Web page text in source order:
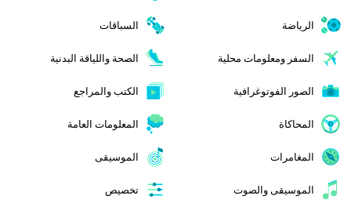
الرياضة السباقات
السفر ومعلومات محلية الصحة واللياقة البدنية
الصور الفوتوغرافية الكتب والمراجع
المحاكاة المعلومات العامة
المغامرات الموسيقى
الموسيقى والصوت تخصيص